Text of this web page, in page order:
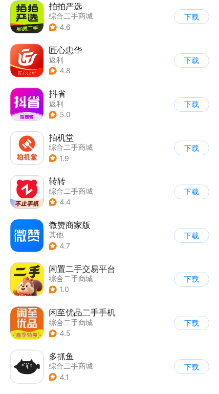
拍拍严选
综合二手商城
4.6
下载
匠心忠华
返利
4.8
下载
抖省
返利
5.0
下载
拍机堂
综合二手商城
1.9
下载
转转
综合二手商城
4.4
下载
微赞商家版
其他
4.7
下载
闲置二手交易平台
综合二手商城
1.0
下载
闲至优品二手手机
综合二手商城
4.5
下载
多抓鱼
综合二手商城
4.1
下载